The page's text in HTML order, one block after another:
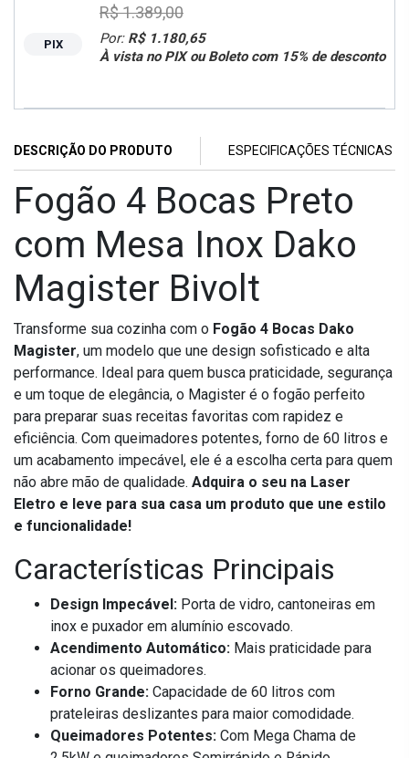
PIX Por: R$ 1.180,65
À vista no PIX ou Boleto com 15% de desconto
R$ 1.389,00
DESCRIÇÃO DO PRODUTO ESPECIFICAÇÕES TÉCNICAS
Fogão 4 Bocas Preto
com Mesa Inox Dako
Magister Bivolt
Transforme sua cozinha com o Fogão 4 Bocas Dako
Magister, um modelo que une design sofisticado e alta
performance. Ideal para quem busca praticidade, segurança
e um toque de elegância, o Magister é o fogão perfeito
para preparar suas receitas favoritas com rapidez e
eficiência. Com queimadores potentes, forno de 60 litros e
um acabamento impecável, ele é a escolha certa para quem
não abre mão de qualidade. Adquira o seu na Laser
Eletro e leve para sua casa um produto que une estilo
e funcionalidade!
Características Principais
Design Impecável: Porta de vidro, cantoneiras em
inox e puxador em alumínio escovado.
Acendimento Automático: Mais praticidade para
acionar os queimadores.
Forno Grande: Capacidade de 60 litros com
prateleiras deslizantes para maior comodidade.
Queimadores Potentes: Com Mega Chama de